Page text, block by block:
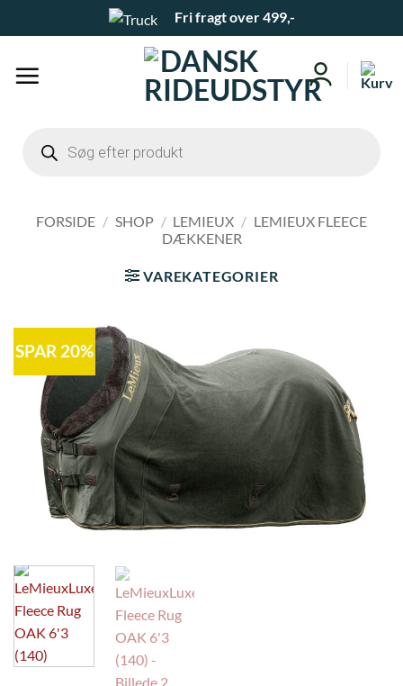
til
Fri fragt over 499,-
search
FORSIDE / SHOP / LEMIEUX / LEMIEUX FLEECE
DÆKKENER
VAREKATEGORIER
SPAR 20%